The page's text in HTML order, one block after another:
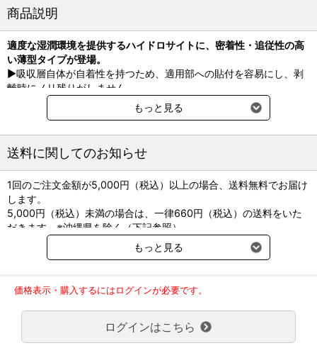
商品説明
適度な湿潤環境を提供するハイドロサイトに、密着性・追従性の高
い薄型タイプが登場。
▶吸収層自体が自着性を持つため、適用部への貼付を容易にし、剥
離時にノリ残りがしません。
▶自着性は水分により低下するため、創部に固着せず、交換時の損
傷を防ぎます。創部へ溶解物を残さず、ドレッシング材交換時の創
▶高吸収性と、適度な蒸散性・水蒸気透過性を併せ持つため、液体
処理能力に優れています。
●ガンマ線滅菌済
●製造販売元：スミス・アンド・ネフュー
●承認番号：21900BZX00491000
もっと見る
送料に関してのお知らせ
1回のご注文金額が5,000円（税込）以上の場合、送料無料でお届け
します。
5,000円（税込）未満の場合は、一律660円（税込）の送料をいた
だきます。※沖縄県を除く（下記参照）
※2017年11月14日（火）より沖縄県へのお届けにつきましては、1
回のご注文金額（税込）が、30,000円以上で配送無料となります。
ご了承のほどよろしくお願い致します。
弊社都合でお届けが２回以上に分かれる場合の送料負担は、１回分
のみで新たな送料は発生しません。
大型商品送料が必要な商品をご注文の場合は、大型商品送料のみご
負担頂きます。
もっと見る
価格表示・購入するにはログインが必要です。
ログインはこちら